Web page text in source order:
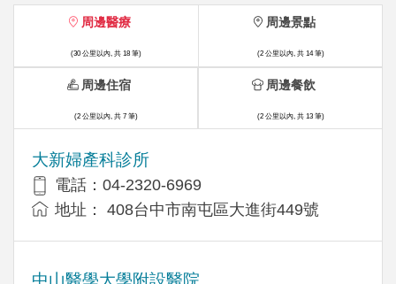
周邊醫療
(30 公里以內, 共 18 筆)
大新婦產科診所
電話：04-2320-6969
地址： 408台中市南屯區大進街449號
中山醫學大學附設醫院
周邊景點
(2 公里以內, 共 14 筆)
周邊住宿
(2 公里以內, 共 7 筆)
周邊餐飲
(2 公里以內, 共 13 筆)